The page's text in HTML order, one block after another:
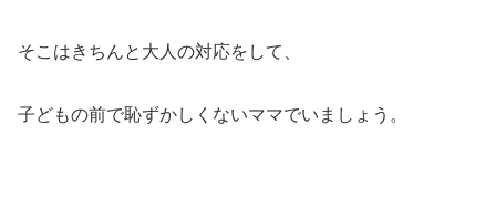
そこはきちんと大人の対応をして、
子どもの前で恥ずかしくないママでいましょう。